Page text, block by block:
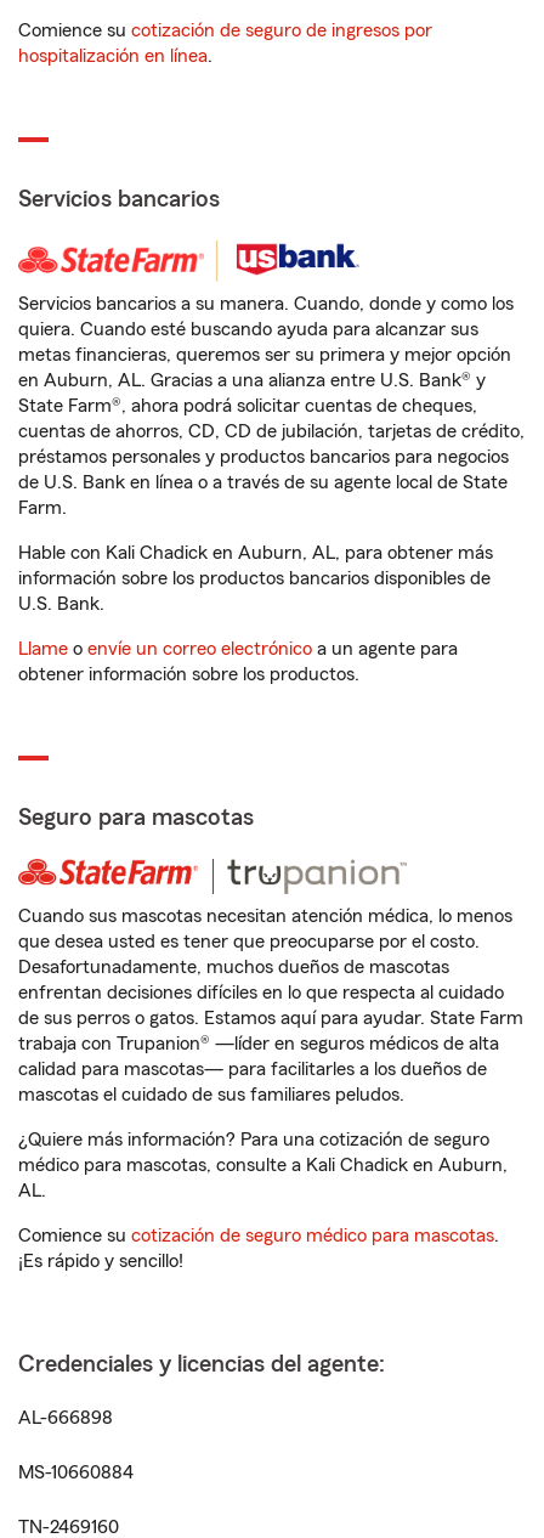
Comience su cotización de seguro de ingresos por
hospitalización en línea.
Servicios bancarios
Servicios bancarios a su manera. Cuando, donde y como los
quiera. Cuando esté buscando ayuda para alcanzar sus
metas financieras, queremos ser su primera y mejor opción
en Auburn, AL. Gracias a una alianza entre U.S. Bank® y
State Farm®, ahora podrá solicitar cuentas de cheques,
cuentas de ahorros, CD, CD de jubilación, tarjetas de crédito,
préstamos personales y productos bancarios para negocios
de U.S. Bank en línea o a través de su agente local de State
Farm.
Hable con Kali Chadick en Auburn, AL, para obtener más
información sobre los productos bancarios disponibles de
U.S. Bank.
Llame o envíe un correo electrónico a un agente para
obtener información sobre los productos.
Seguro para mascotas
Cuando sus mascotas necesitan atención médica, lo menos
que desea usted es tener que preocuparse por el costo.
Desafortunadamente, muchos dueños de mascotas
enfrentan decisiones difíciles en lo que respecta al cuidado
de sus perros o gatos. Estamos aquí para ayudar. State Farm
trabaja con Trupanion® —líder en seguros médicos de alta
calidad para mascotas— para facilitarles a los dueños de
mascotas el cuidado de sus familiares peludos.
¿Quiere más información? Para una cotización de seguro
médico para mascotas, consulte a Kali Chadick en Auburn,
AL.
Comience su cotización de seguro médico para mascotas.
¡Es rápido y sencillo!
Credenciales y licencias del agente:
AL-666898
MS-10660884
TN-2469160